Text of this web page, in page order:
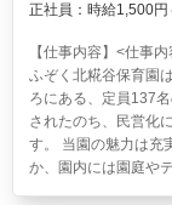
正社員：時給1,500円
【仕事内容】<仕事
ふぞく北糀谷保育園
ろにある、定員137
されたのち、民営化
す。 当園の魅力は充
か、園内には園庭や